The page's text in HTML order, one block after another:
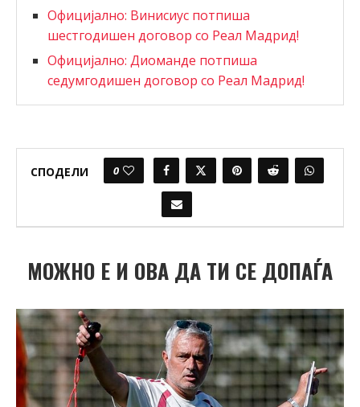
Официјално: Винисиус потпиша
шестгодишен договор со Реал Мадрид!
Официјално: Диоманде потпиша
седумгодишен договор со Реал Мадрид!
СПОДЕЛИ 0
МОЖНО Е И ОВА ДА ТИ СЕ ДОПАЃА